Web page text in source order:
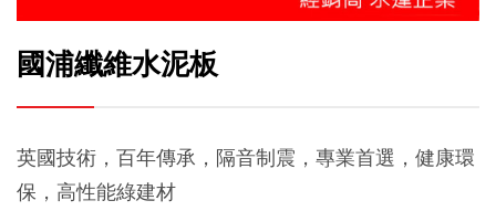
國浦纖維水泥板
英國技術，百年傳承，隔音制震，專業首選，健康環
保，高性能綠建材